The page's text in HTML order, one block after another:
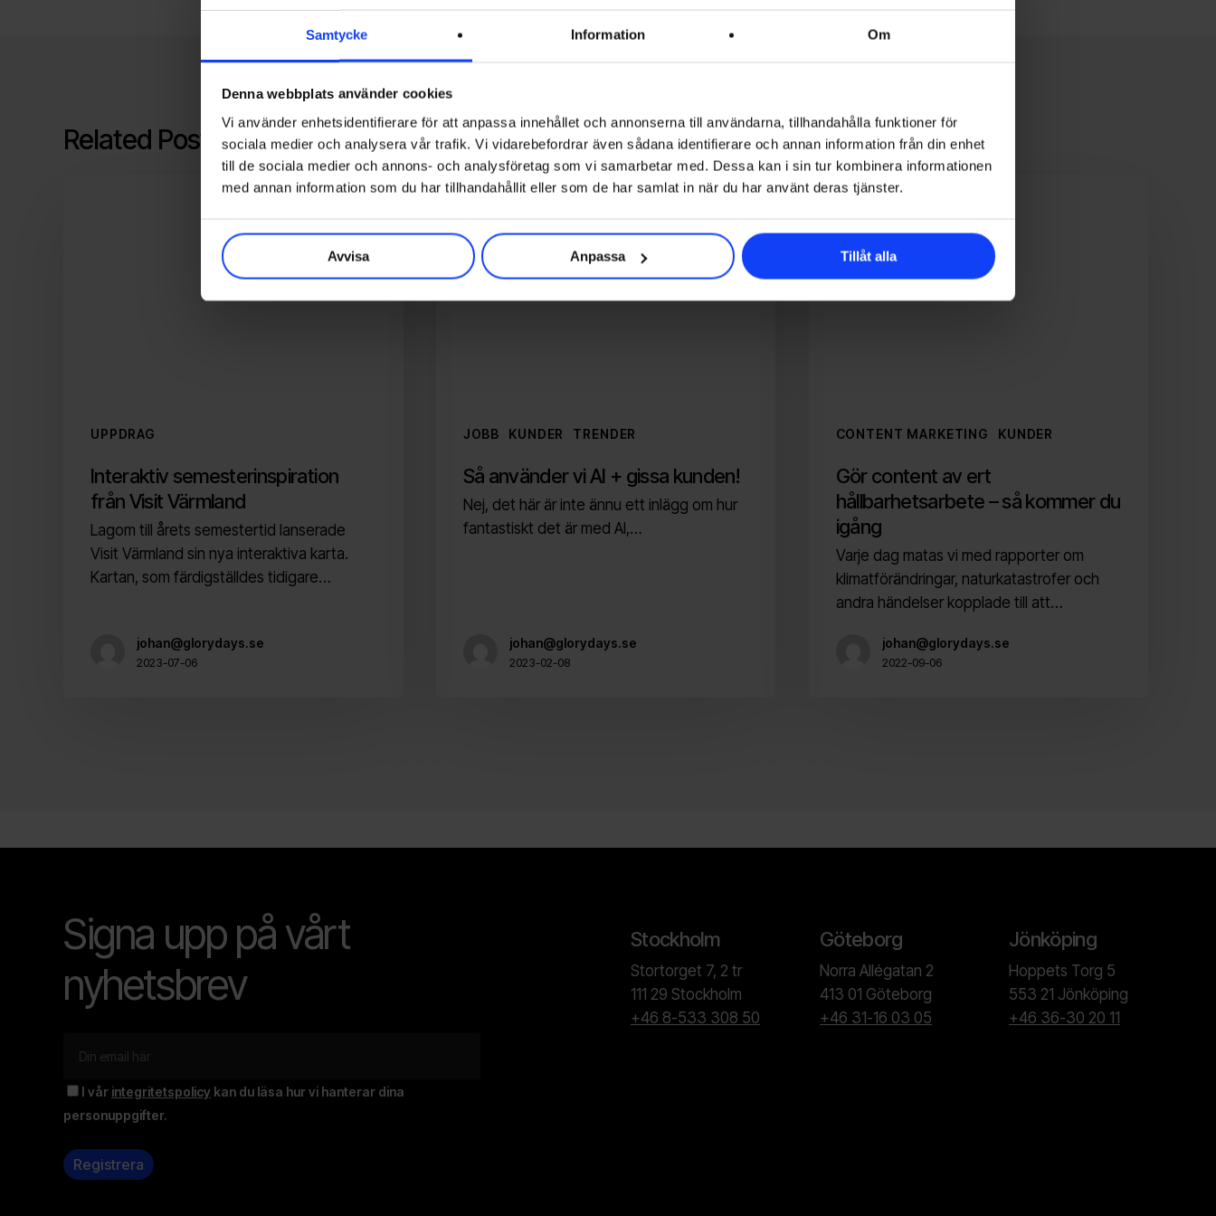
Samtycke Information Om
Denna webbplats använder cookies
Vi använder enhetsidentifierare för att anpassa innehållet och annonserna till användarna, tillhandahålla funktioner för
sociala medier och analysera vår trafik. Vi vidarebefordrar även sådana identifierare och annan information från din enhet
till de sociala medier och annons- och analysföretag som vi samarbetar med. Dessa kan i sin tur kombinera informationen
med annan information som du har tillhandahållit eller som de har samlat in när du har använt deras tjänster.
Avvisa Anpassa Tillåt alla
Related Posts
UPPDRAG
Interaktiv semesterinspiration
från Visit Värmland
Lagom till årets semestertid lanserade
Visit Värmland sin nya interaktiva karta.
Kartan, som färdigställdes tidigare…
johan@glorydays.se
2023-07-06
JOBB KUNDER TRENDER
Så
vi
+
gissa
Så använder vi AI + gissa kunden!
Nej, det här är inte ännu ett inlägg om hur
fantastiskt det är med AI,…
johan@glorydays.se
2023-02-08
CONTENT MARKETING KUNDER
Gör
av
hållbarhetsarbete
–
Gör content av ert
hållbarhetsarbete – så kommer du
igång
Varje dag matas vi med rapporter om
klimatförändringar, naturkatastrofer och
andra händelser kopplade till att…
johan@glorydays.se
2022-09-06
Signa upp på vårt
nyhetsbrev
I vår integritetspolicy kan du läsa hur vi hanterar dina
personuppgifter.
Stockholm
Stortorget 7, 2 tr
111 29 Stockholm
+46 8-533 308 50
Göteborg
Norra Allégatan 2
413 01 Göteborg
+46 31-16 03 05
Jönköping
Hoppets Torg 5
553 21 Jönköping
+46 36-30 20 11